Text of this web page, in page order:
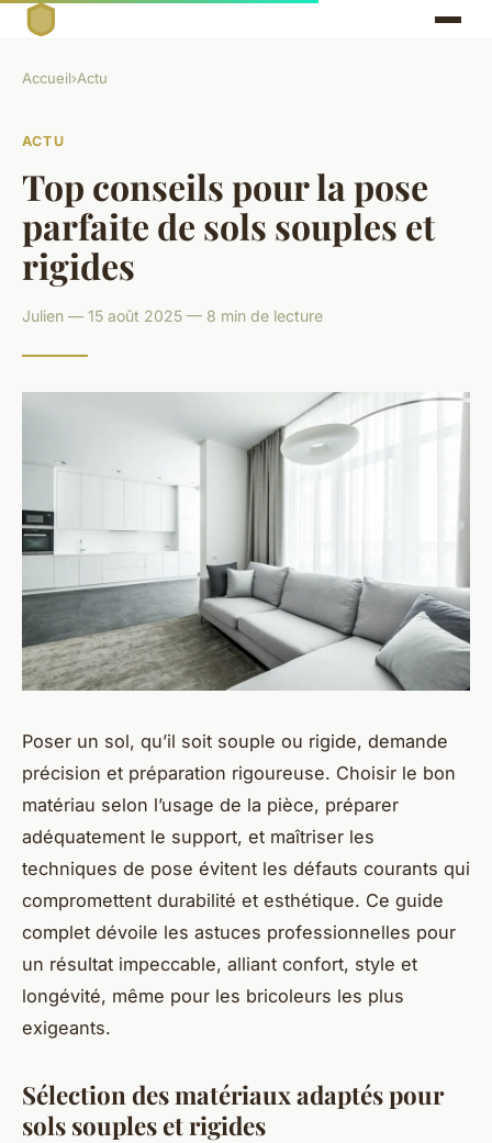
Accueil›Actu
ACTU
Top conseils pour la pose
parfaite de sols souples et
rigides
Julien — 15 août 2025 — 8 min de lecture
Poser un sol, qu’il soit souple ou rigide, demande
précision et préparation rigoureuse. Choisir le bon
matériau selon l’usage de la pièce, préparer
adéquatement le support, et maîtriser les
techniques de pose évitent les défauts courants qui
compromettent durabilité et esthétique. Ce guide
complet dévoile les astuces professionnelles pour
un résultat impeccable, alliant confort, style et
longévité, même pour les bricoleurs les plus
exigeants.
Sélection des matériaux adaptés pour
sols souples et rigides